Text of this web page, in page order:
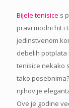
Bijele tenisice s
pravi modni hit i
jedinstvenom
debelih potplata
tenisice nekako
tako
njihov je
Ove je godine